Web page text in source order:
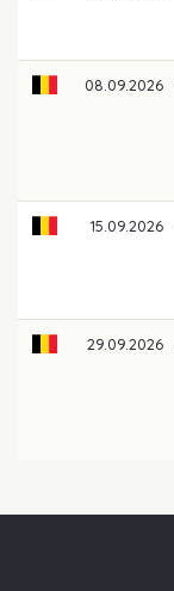
08.09.2026
15.09.2026
29.09.2026